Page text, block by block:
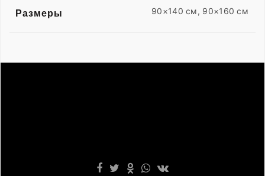
Размеры 90×140 см, 90×160 см